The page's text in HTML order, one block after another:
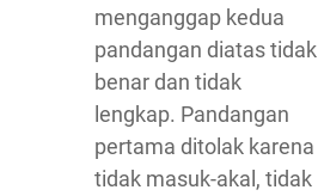
menganggap kedua
pandangan diatas tidak
benar dan tidak
lengkap. Pandangan
pertama ditolak karena
tidak masuk-akal, tidak